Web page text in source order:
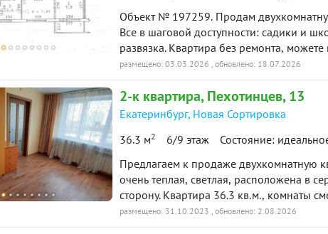
Объект № 197259. Продам
Все в шаговой доступности: садики и
развязка. Квартира без ремонта,
интерьер. Просмотр по договоренности.
размещено: 03.03.2026 , обновлено: 18.07.2026
2-к квартира, Пехотинцев, 13
Екатеринбург, Новая Сортировка
36.3 м2 6/9 этаж Состояние:
Предлагаем к продаже двухкомнатную
очень теплая, светлая, расположена в
сторону. Квартира 36.3 кв.м., комнаты
квартиры, но есть отдельная спальня
размещено: 31.10.2023 , обновлено: 2.08.2026